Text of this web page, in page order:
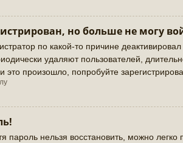
но больше не могу
по какой-то причине
удаляют пользователей,
произошло, попробуйте
пароль нельзя восстановить, можно